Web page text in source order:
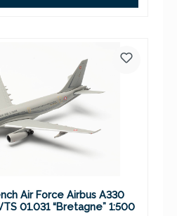
Air Force Airbus A330
01.031 “Bretagne” 1:500